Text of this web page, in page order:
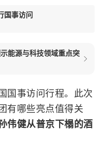
国事访问
能源与科技领域重点突
国事访问行程。此次
有哪些亮点值得关
伟健从普京下榻的酒